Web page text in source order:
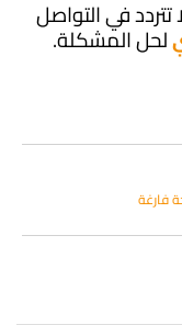
في التواصل
لحل المشكلة.
فارغة